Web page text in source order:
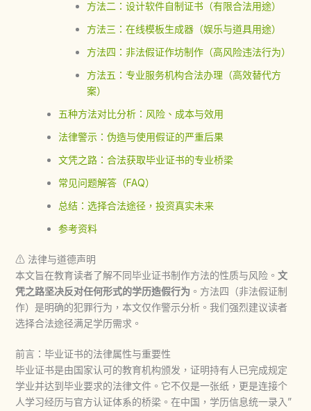
方法二：设计软件自制证书（有限合法用途）
方法三：在线模板生成器（娱乐与道具用途）
方法四：非法假证作坊制作（高风险违法行为）
方法五：专业服务机构合法办理（高效替代方
案）
五种方法对比分析：风险、成本与效用
法律警示：伪造与使用假证的严重后果
文凭之路：合法获取毕业证书的专业桥梁
常见问题解答（FAQ）
总结：选择合法途径，投资真实未来
参考资料
⚠法律与道德声明
本文旨在教育读者了解不同毕业证书制作方法的性质与风险。 文
凭之路坚决反对任何形式的学历造假行为 。方法四（非法假证制
作）是明确的犯罪行为，本文仅作警示分析。我们强烈建议读者
选择合法途径满足学历需求。
前言：毕业证书的法律属性与重要性
毕业证书是由国家认可的教育机构颁发，证明持有人已完成规定
学业并达到毕业要求的法律文件。它不仅是一张纸，更是连接个
人学习经历与官方认证体系的桥梁。在中国，学历信息统一录入”